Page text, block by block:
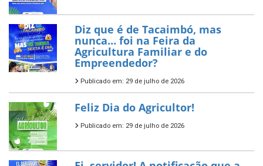
Diz que é de Tacaimbó, mas
nunca… foi na Feira da
Agricultura Familiar e do
Empreendedor?
Publicado em: 29 de julho de 2026
Feliz Dia do Agricultor!
Publicado em: 29 de julho de 2026